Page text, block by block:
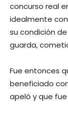
concurso real
idealmente
su condición
guarda,
Fue entonces
beneficiado
apeló y que